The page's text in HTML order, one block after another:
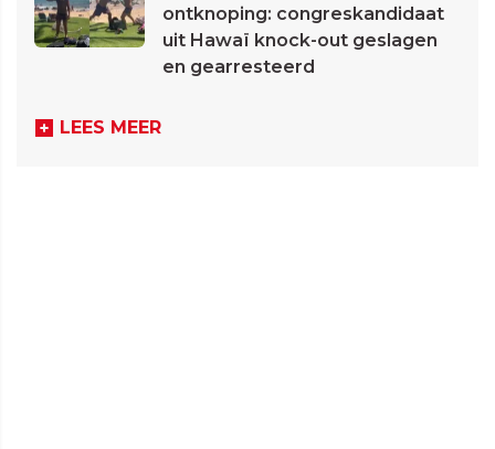
ontknoping: congreskandidaat
uit Hawaï knock-out geslagen
en gearresteerd
LEES MEER